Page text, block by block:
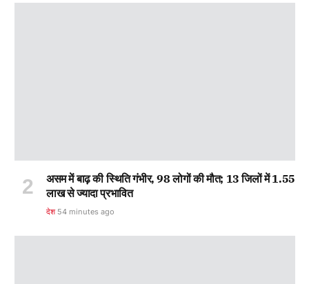
असम में बाढ़ की स्थिति गंभीर, 98 लोगों की मौत; 13 जिलों में 1.55
लाख से ज्यादा प्रभावित
देश 54 minutes ago